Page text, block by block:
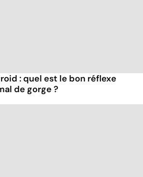
: quel est le bon réflexe
de gorge ?